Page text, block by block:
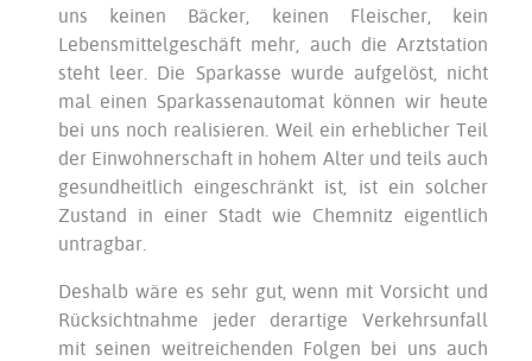
uns keinen Bäcker, keinen Fleischer, kein
Lebensmittelgeschäft mehr, auch die Arztstation
steht leer. Die Sparkasse wurde aufgelöst, nicht
mal einen Sparkassenautomat können wir heute
bei uns noch realisieren. Weil ein erheblicher Teil
der Einwohnerschaft in hohem Alter und teils auch
gesundheitlich eingeschränkt ist, ist ein solcher
Zustand in einer Stadt wie Chemnitz eigentlich
untragbar.
Deshalb wäre es sehr gut, wenn mit Vorsicht und
Rücksichtnahme jeder derartige Verkehrsunfall
mit seinen weitreichenden Folgen bei uns auch